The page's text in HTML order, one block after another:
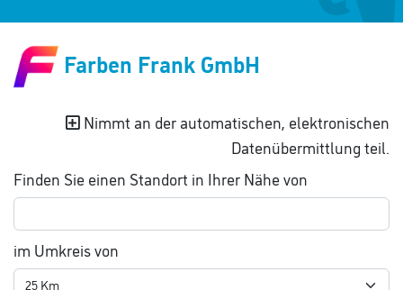
Farben Frank GmbH
Nimmt an der automatischen, elektronischen
Datenübermittlung teil.
Finden Sie einen Standort in Ihrer Nähe von
im Umkreis von